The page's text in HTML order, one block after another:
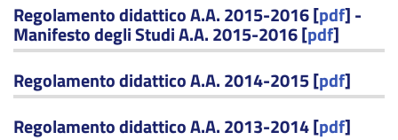
Regolamento didattico A.A. 2015-2016 [pdf] -
Manifesto degli Studi A.A. 2015-2016 [pdf]
Regolamento didattico A.A. 2014-2015 [pdf]
Regolamento didattico A.A. 2013-2014 [pdf]